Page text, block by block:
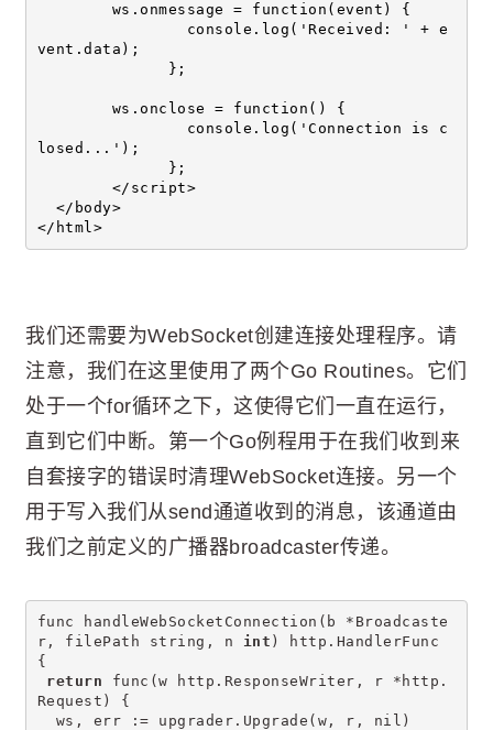
ws.onmessage = function(event) {
console.log('Received: ' + e
vent.data);
};
ws.onclose = function() {
console.log('Connection is c
losed...');
};
</script>
</body>
</html>
我们还需要为WebSocket创建连接处理程序。请
注意，我们在这里使用了两个Go Routines。它们
处于一个for循环之下，这使得它们一直在运行，
直到它们中断。第一个Go例程用于在我们收到来
自套接字的错误时清理WebSocket连接。另一个
用于写入我们从send通道收到的消息，该通道由
我们之前定义的广播器broadcaster传递。
func handleWebSocketConnection(b *Broadcaste
r, filePath string, n int ) http.HandlerFunc
{
return func(w http.ResponseWriter, r *http.
Request) {
ws, err := upgrader.Upgrade(w, r, nil)